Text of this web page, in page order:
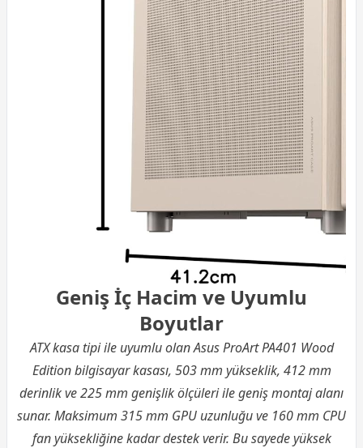
Geniş İç Hacim ve Uyumlu
Boyutlar
ATX kasa tipi ile uyumlu olan Asus ProArt PA401 Wood
Edition bilgisayar kasası, 503 mm yükseklik, 412 mm
derinlik ve 225 mm genişlik ölçüleri ile geniş montaj alanı
sunar. Maksimum 315 mm GPU uzunluğu ve 160 mm CPU
fan yüksekliğine kadar destek verir. Bu sayede yüksek